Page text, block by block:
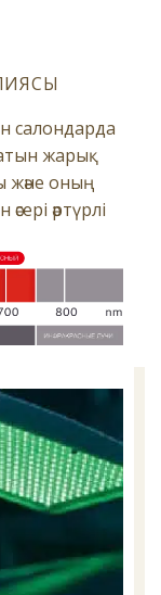
салондарда
жарық
және оның
әртүрлі